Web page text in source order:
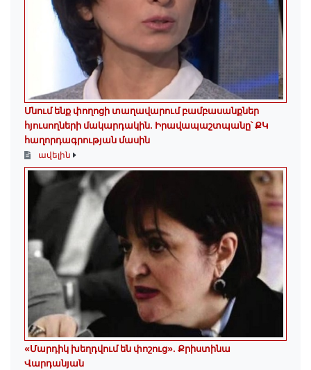
Մնում ենք փողոցի տաղավարում բամբասանքներ
հյուսողների մակարդակին․ Իրավապաշտպանը՝ ՔԿ
հաղորդագրության մասին
ավելին
«Մարդիկ խեղդվում են փոշուց»․ Քրիստինա
Վարդանյան